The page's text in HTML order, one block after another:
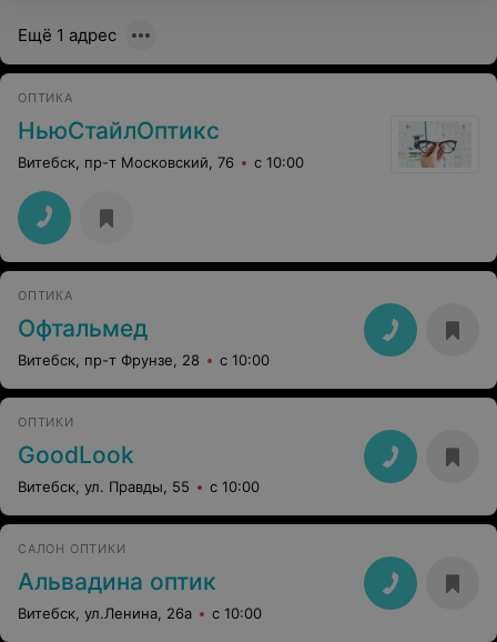
Ещё 1 адрес
ОПТИКА
НьюСтайлОптикс
Витебск, пр-т Московский, 76 с 10:00
ОПТИКА
Офтальмед
Витебск, пр-т Фрунзе, 28 с 10:00
ОПТИКИ
GoodLook
Витебск, ул. Правды, 55 с 10:00
САЛОН ОПТИКИ
Альвадина оптик
Витебск, ул.Ленина, 26а с 10:00